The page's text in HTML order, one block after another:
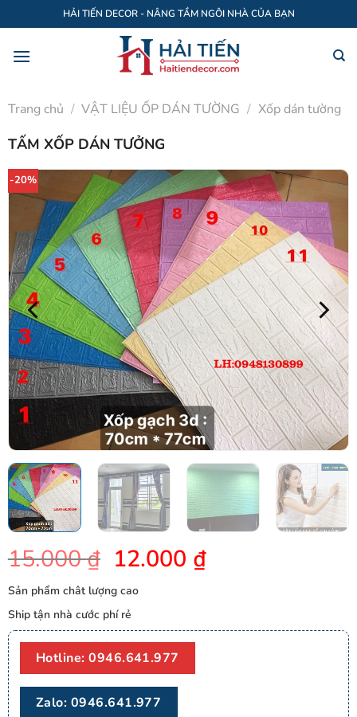
qua
nội
HẢI TIẾN DECOR - NÂNG TẦM NGÔI NHÀ CỦA BẠN
Trang chủ / VẬT LIỆU ỐP DÁN TƯỜNG / Xốp dán tường
TẤM XỐP DÁN TƯỞNG
-20%
15.000₫ Giá
gốc
là:
15.000 ₫.
12.000 ₫Giá
là:
Sản phẩm chât lượng cao
Ship tận nhà cước phí rẻ
Hotline: 0946.641.977
Zalo: 0946.641.977